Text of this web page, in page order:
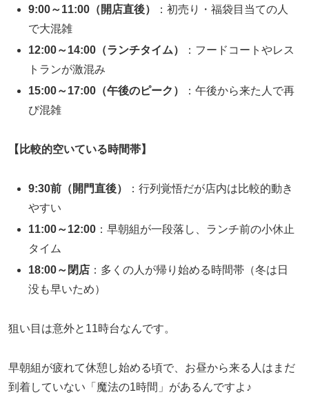
9:00～11:00（開店直後）
：初売り・福袋目当ての人
で大混雑
12:00～14:00（ランチタイム）
：フードコートやレス
トランが激混み
15:00～17:00（午後のピーク）
：午後から来た人で再
び混雑
【比較的空いている時間帯】
9:30前（開門直後）
：行列覚悟だが店内は比較的動き
やすい
11:00～12:00 ：早朝組が一段落し、ランチ前の小休止
タイム
18:00～閉店 ：多くの人が帰り始める時間帯（冬は日
没も早いため）
狙い目は意外と11時台なんです。
早朝組が疲れて休憩し始める頃で、お昼から来る人はまだ
到着していない「魔法の1時間」があるんですよ♪